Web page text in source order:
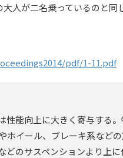
人が二名乗っているのと同
pdf/1-11.pdf
性能向上に大きく寄与する
ホイール、ブレーキ系など
のサスペンションより上に